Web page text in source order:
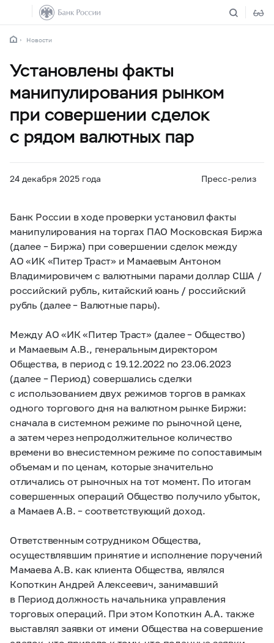
Новости
Установлены факты
манипулирования рынком
при совершении сделок
с рядом валютных пар
24 декабря 2025 года Пресс-релиз
Банк России в ходе проверки установил факты
манипулирования на торгах ПАО Московская Биржа
(далее – Биржа) при совершении сделок между
АО «ИК «Питер Траст» и Мамаевым Антоном
Владимировичем с валютными парами доллар США /
российский рубль, китайский юань / российский
рубль (далее – Валютные пары).
Между АО «ИК «Питер Траст» (далее – Общество)
и Мамаевым А.В., генеральным директором
Общества, в период с 19.12.2022 по 23.06.2023
(далее – Период) совершались сделки
с использованием двух режимов торгов в рамках
одного торгового дня на валютном рынке Биржи:
сначала в системном режиме по рыночной цене,
а затем через непродолжительное количество
времени во внесистемном режиме по сопоставимым
объемам и по ценам, которые значительно
отличались от рыночных на тот момент. По итогам
совершенных операций Общество получило убыток,
а Мамаев А.В. – соответствующий доход.
Ответственным сотрудником Общества,
осуществлявшим принятие и исполнение поручений
Мамаева А.В. как клиента Общества, являлся
Копоткин Андрей Алексеевич, занимавший
в Период должность начальника управления
торговых операций. При этом Копоткин А.А. также
выставлял заявки от имени Общества на совершение